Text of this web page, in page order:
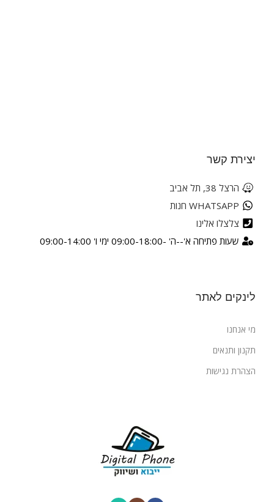
יצירת קשר
הרצל 38, תל אביב
WHATSAPP חנות
צלצלו אלינו
שעות פתיחה א'--ה' -09:00-18:00 ימי ו' 09:00-14:00
לינקים לאתר
מי אנחנו
תקנון ותנאים
הצהרת נגישות